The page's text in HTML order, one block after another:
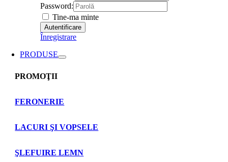
Password:
Tine-ma minte
Înregistrare
PRODUSE
PROMOŢII
FERONERIE
LACURI ŞI VOPSELE
ŞLEFUIRE LEMN